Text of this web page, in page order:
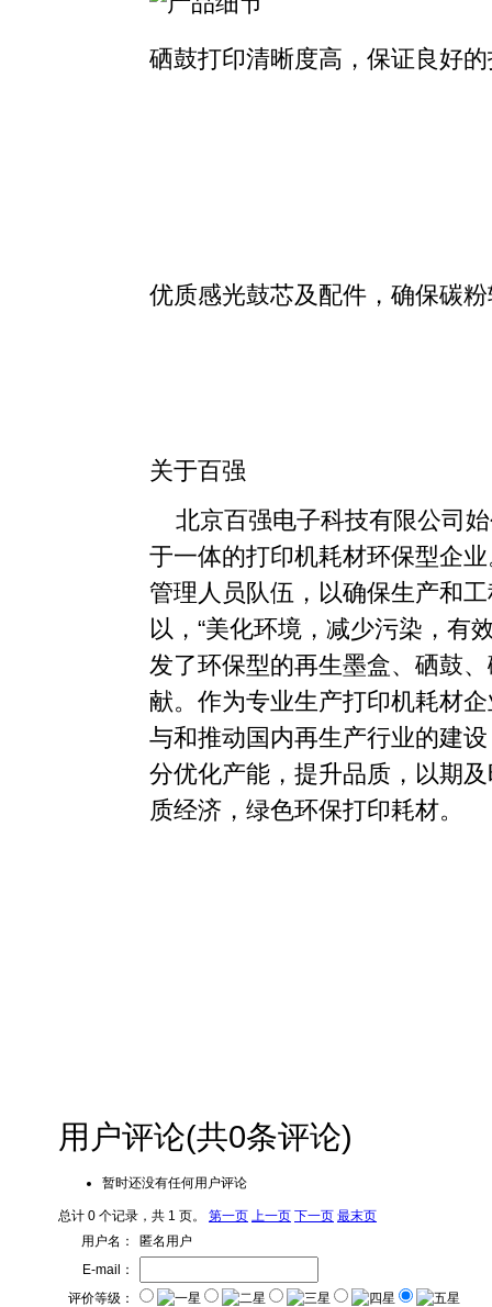
硒鼓打印清晰度高，保证良好
优质感光鼓芯及配件，确保碳
关于百强
北京百强电子科技有限公司
于一体的打印机耗材环保型企
管理人员队伍，以确保生产和
以，“美化环境，减少污染，有
发了环保型的再生墨盒、硒鼓
献。作为专业生产打印机耗材
与和推动国内再生产行业的建
分优化产能，提升品质，以期
质经济，绿色环保打印耗材。
用户评论(共0条评论)
暂时还没有任何用户评论
总计 0 个记录，共 1 页。 第一页 上一页 下一页 最末页
用户名：
匿名用户
E-mail：
评价等级：